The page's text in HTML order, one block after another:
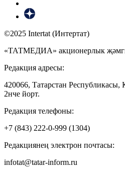
©2025 Intertat (Интертат)
«ТАТМЕДИА» акционерлык
Редакция адресы:
420066, Татарстан Республикасы,
2нче йорт.
Редакция телефоны:
+7 (843) 222-0-999 (1304)
Редакциянең электрон почтасы:
infotat@tatar-inform.ru